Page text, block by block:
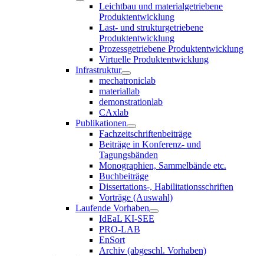
Leichtbau und materialgetriebene
Produktentwicklung
Last- und strukturgetriebene
Produktentwicklung
Prozessgetriebene Produktentwicklung
Virtuelle Produktentwicklung
Infrastruktur
mechatroniclab
materiallab
demonstrationlab
CAxlab
Publikationen
Fachzeitschriftenbeiträge
Beiträge in Konferenz- und
Tagungsbänden
Monographien, Sammelbände etc.
Buchbeiträge
Dissertations-, Habilitationsschriften
Vorträge (Auswahl)
Laufende Vorhaben
IdEaL KI-SEE
PRO-LAB
EnSort
Archiv (abgeschl. Vorhaben)